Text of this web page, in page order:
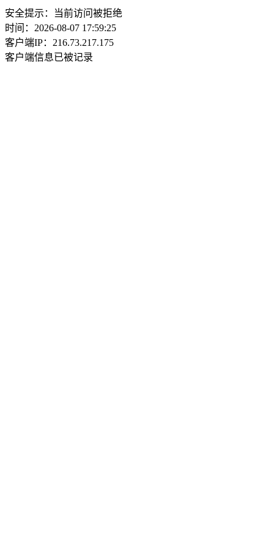
安全提示：当前访问被拒绝
时间：2026-08-07 17:59:25
客户端IP：216.73.217.175
客户端信息已被记录